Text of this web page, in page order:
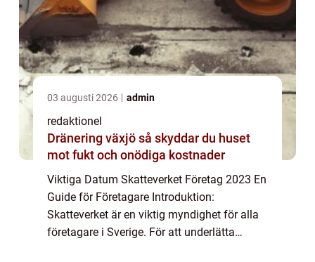
03 augusti 2026 admin
redaktionel
Dränering växjö så skyddar du huset
mot fukt och onödiga kostnader
Viktiga Datum Skatteverket Företag 2023 En
Guide för Företagare Introduktion:
Skatteverket är en viktig myndighet för alla
företagare i Sverige. För att underlätta